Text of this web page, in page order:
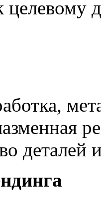
целевому